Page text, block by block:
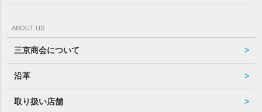
ABOUT US
三京商会について
沿革
取り扱い店舗